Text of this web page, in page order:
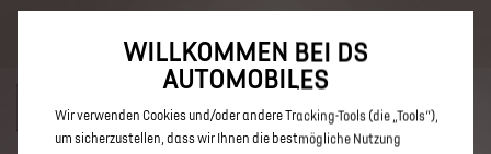
Hybride. Mehr erfahren >>
WILLKOMMEN BEI DS
AUTOMOBILES
Wir verwenden Cookies und/oder andere Tracking-Tools (die „Tools“),
um sicherzustellen, dass wir Ihnen die bestmögliche Nutzung